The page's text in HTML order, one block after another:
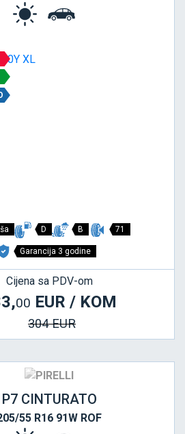
D B 71
Garancija 3 godine
Cijena sa PDV-om
00 EUR / KOM
304 EUR
P7 CINTURATO
55 R16 91W ROF